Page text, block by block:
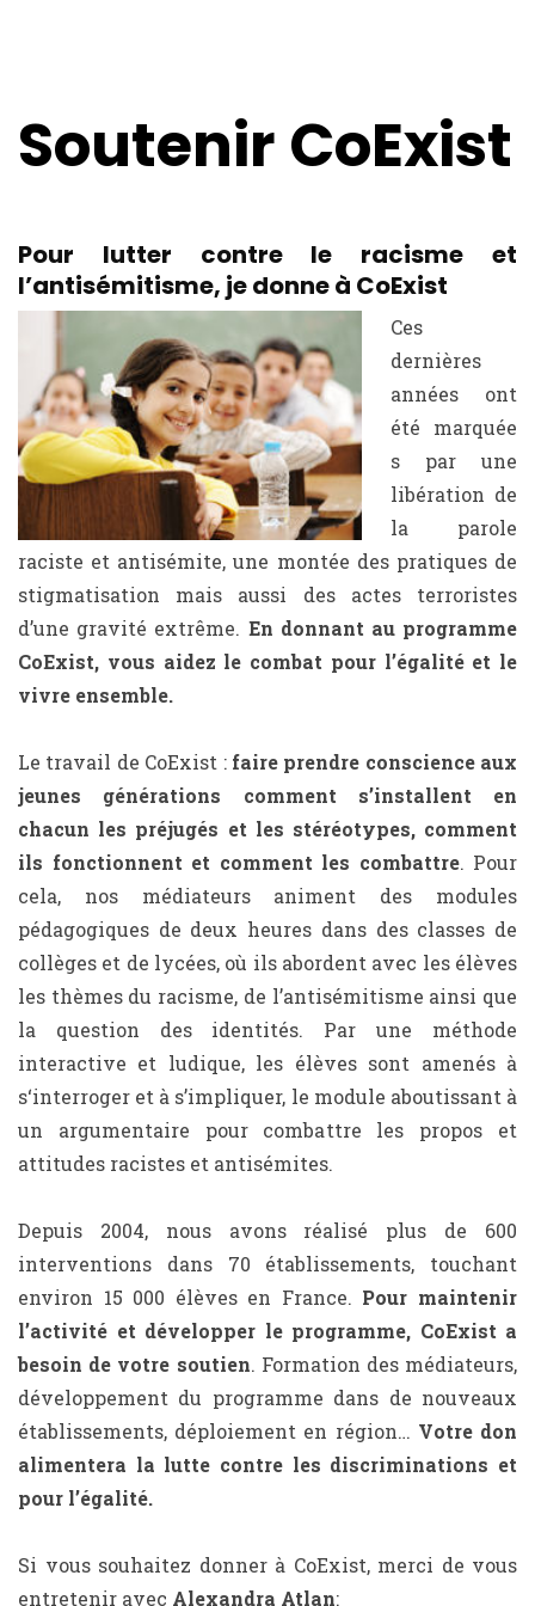
Soutenir CoExist
Pour lutter contre le racisme et
l’antisémitisme, je donne à CoExist
Ces
dernières
années ont
été marquée
s par une
libération de
la parole
raciste et antisémite, une montée des pratiques de
stigmatisation mais aussi des actes terroristes
d’une gravité extrême. En donnant au programme
CoExist, vous aidez le combat pour l’égalité et le
vivre ensemble.
Le travail de CoExist : faire prendre conscience aux
jeunes générations
comment s’installent en
chacun les préjugés et les stéréotypes, comment
ils fonctionnent et comment les combattre. Pour
cela, nos médiateurs animent des modules
pédagogiques de deux heures dans des classes de
collèges et de lycées, où ils abordent avec les élèves
les thèmes du racisme, de l’antisémitisme ainsi que
la question des identités. Par une méthode
interactive et ludique, les élèves sont amenés à
s‘interroger et à s’impliquer, le module aboutissant à
un argumentaire pour combattre les propos et
attitudes racistes et antisémites.
Depuis 2004, nous avons réalisé plus de 600
interventions dans 70 établissements, touchant
environ 15 000 élèves en France. Pour maintenir
l’activité et développer le programme, CoExist a
besoin de votre soutien. Formation des médiateurs,
développement du programme dans de nouveaux
établissements, déploiement en région… Votre don
alimentera la lutte contre les discriminations et
pour l’égalité.
Si vous souhaitez donner à CoExist, merci de vous
entretenir avec Alexandra Atlan: